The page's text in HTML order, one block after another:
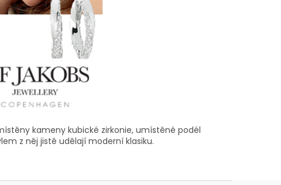
kameny kubické zirkonie, umístěné podél
z něj jistě udělají moderní klasiku.